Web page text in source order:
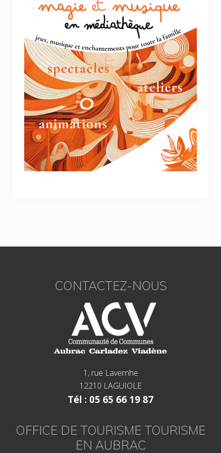
CONTACTEZ-NOUS
1, rue Lavernhe
12210 LAGUIOLE
Tél : 05 65 66 19 87
OFFICE DE TOURISME TOURISME
EN AUBRAC